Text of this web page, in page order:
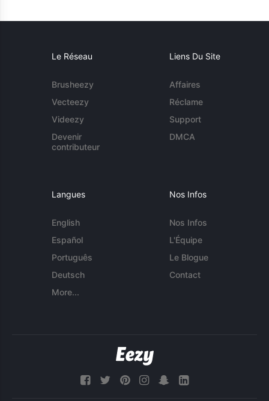
Le Réseau
Brusheezy
Vecteezy
Videezy
Devenir
contributeur
Liens Du Site
Affaires
Réclame
Support
DMCA
Langues
English
Español
Português
Deutsch
More...
Nos Infos
Nos Infos
L'Équipe
Le Blogue
Contact